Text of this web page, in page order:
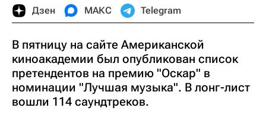
Дзен МАКС Telegram
В пятницу на сайте Американской
киноакадемии был опубликован список
претендентов на премию "Оскар" в
номинации "Лучшая музыка". В лонг-лист
вошли 114 саундтреков.